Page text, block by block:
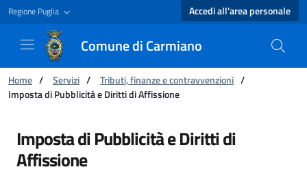
Regione Puglia Accedi all'area personale
Comune di Carmiano
Ti trovi in:
Home / Servizi / Tributi, finanze e contravvenzioni /
Imposta di Pubblicità e Diritti di Affissione
Imposta di Pubblicità e Diritti di Affissione -
Imposta di Pubblicità e Diritti di
Affissione